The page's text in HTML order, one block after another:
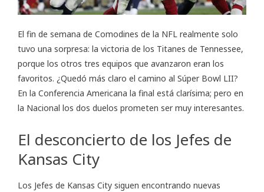
El fin de semana de Comodines de la NFL realmente solo
tuvo una sorpresa: la victoria de los Titanes de Tennessee,
porque los otros tres equipos que avanzaron eran los
favoritos. ¿Quedó más claro el camino al Súper Bowl LII?
En la Conferencia Americana la final está clarísima; pero en
la Nacional los dos duelos prometen ser muy interesantes.
El desconcierto de los Jefes de
Kansas City
Los Jefes de Kansas City siguen encontrando nuevas